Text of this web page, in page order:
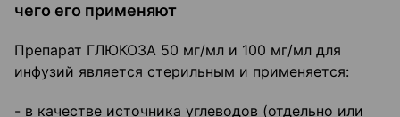
чего его применяют
Препарат ГЛЮКОЗА 50 мг/мл и 100 мг/мл для
инфузий является стерильным и применяется:
- в качестве источника углеводов (отдельно или